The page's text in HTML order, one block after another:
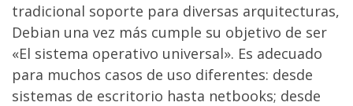
tradicional soporte para diversas arquitecturas,
Debian una vez más cumple su objetivo de ser
«El sistema operativo universal». Es adecuado
para muchos casos de uso diferentes: desde
sistemas de escritorio hasta netbooks; desde